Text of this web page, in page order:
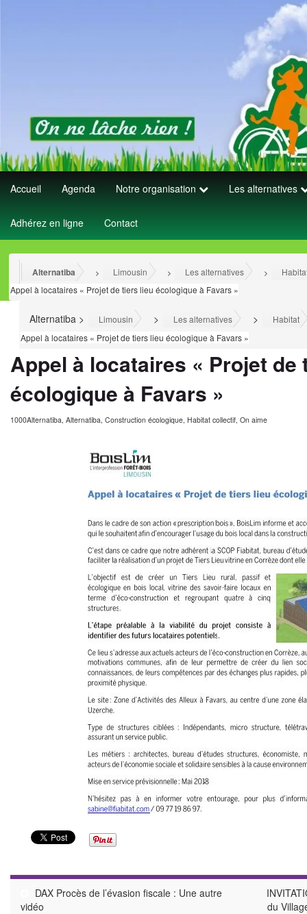
Accueil Agenda Notre organisation Les alternatives
Adhérez en ligne Contact
Alternatiba > Limousin > Les alternatives >
Appel à locataires « Projet de tiers lieu écologique à Favars »
Alternatiba > Limousin > Les alternatives >
Habitat
Appel à locataires « Projet de tiers lieu écologique à Favars »
Appel à locataires « Projet de
écologique à Favars »
1000Alternatiba, Alternatiba, Construction écologique, Habitat collectif, On aime
DAX Procès de l’évasion fiscale : Une autre
vidéo
du